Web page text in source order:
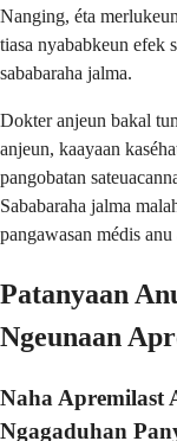
Nanging, éta
tiasa nyababkeun efek
sababaraha jalma.
Dokter anjeun bakal
anjeun, kaayaan
pangobatan
Sababaraha jalma
pangawasan médis anu
Patanyaan
Ngeunaan
Naha Apremilast
Ngagaduhan